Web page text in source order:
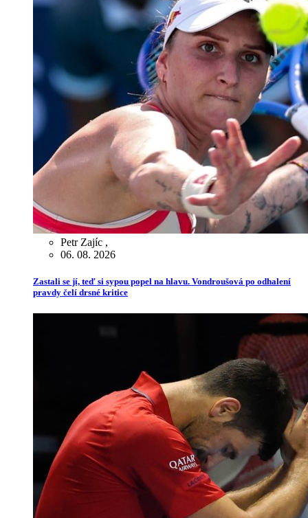
Petr Zajíc ,
06. 08. 2026
Zastali se jí, teď si sypou popel na hlavu. Vondroušová po odhalení
pravdy čelí drsné kritice